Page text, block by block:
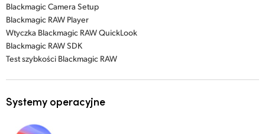
Blackmagic Camera Setup
Blackmagic RAW Player
Wtyczka Blackmagic RAW QuickLook
Blackmagic RAW SDK
Test szybkości Blackmagic RAW
Systemy operacyjne